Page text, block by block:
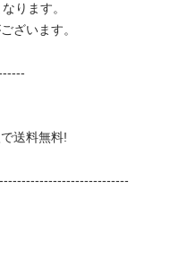
ります。
ざいます。
送料無料!